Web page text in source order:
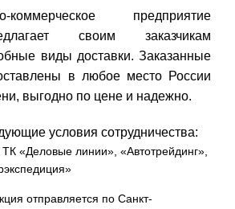
коммерческое предприятие
своим заказчикам
виды доставки. Заказанные
в любое место России
выгодно по цене и надежно.
условия сотрудничества:
«Деловые линии», «Автотрейдинг»,
отправляется по Санкт-